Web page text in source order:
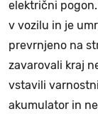
električni
v vozilu in je
prevrnjeno na
zavarovali kraj
vstavili
akumulator in